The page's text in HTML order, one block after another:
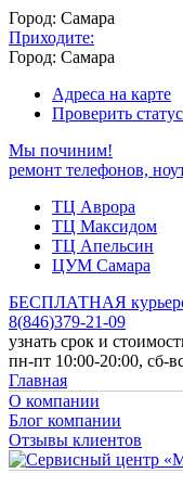
Город: Самара
Приходите:
Город: Самара
Адреса на карте
Проверить
Мы починим!
ремонт телефонов,
ТЦ Аврора
ТЦ Максидом
ТЦ Апельсин
ЦУМ Самара
БЕСПЛАТНАЯ
8(846)379-21-09
узнать срок и
пн-пт 10:00-20:00, сб-
Главная
О компании
Блог компании
Отзывы клиентов